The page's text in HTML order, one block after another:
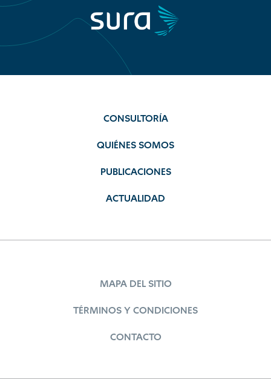
CONSULTORÍA
QUIÉNES SOMOS
PUBLICACIONES
ACTUALIDAD
MAPA DEL SITIO
TÉRMINOS Y CONDICIONES
CONTACTO